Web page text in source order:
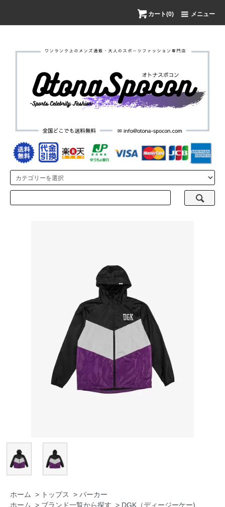
カート(0) メニュー
ホーム > トップス > パーカー
ホーム
> ブランド一覧から探す > DGK（ディージーケー)